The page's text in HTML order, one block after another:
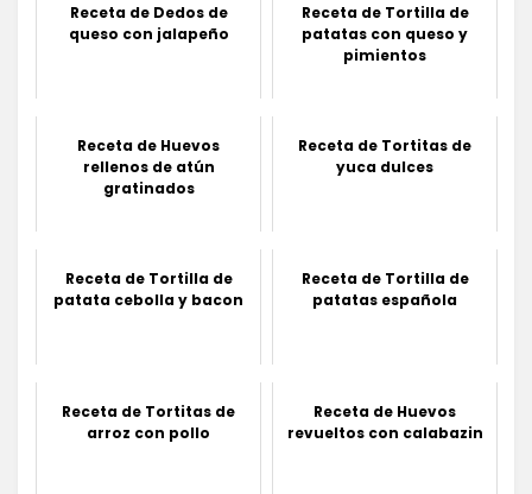
Receta de Dedos de
queso con jalapeño
Receta de Tortilla de
patatas con queso y
pimientos
Receta de Huevos
rellenos de atún
gratinados
Receta de Tortitas de
yuca dulces
Receta de Tortilla de
patata cebolla y bacon
Receta de Tortilla de
patatas española
Receta de Tortitas de
arroz con pollo
Receta de Huevos
revueltos con calabazin